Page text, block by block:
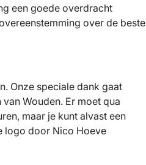
een goede overdracht
over de beste
Onze speciale dank gaat
Wouden. Er moet qua
maar je kunt alvast een
logo door Nico Hoeve